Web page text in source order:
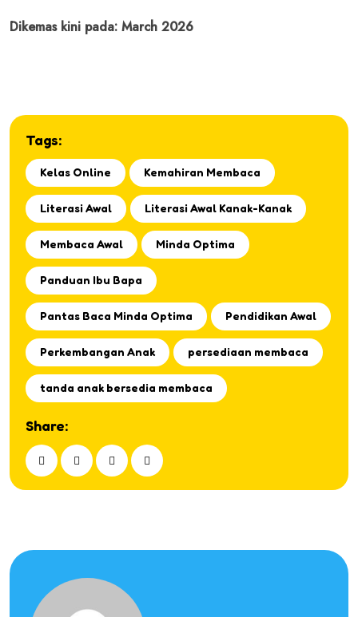
Dikemas kini pada: March 2026
Tags:
Kelas Online Kemahiran Membaca
Literasi Awal Literasi Awal Kanak-Kanak
Membaca Awal Minda Optima
Panduan Ibu Bapa
Pantas Baca Minda Optima Pendidikan Awal
Perkembangan Anak persediaan membaca
tanda anak bersedia membaca
Share: